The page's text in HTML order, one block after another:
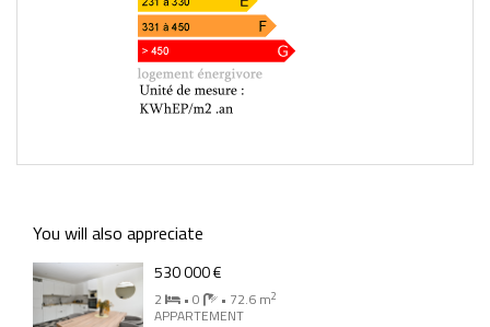
You will also appreciate
530 000 €
2 • 0 • 72.6 m2
APPARTEMENT